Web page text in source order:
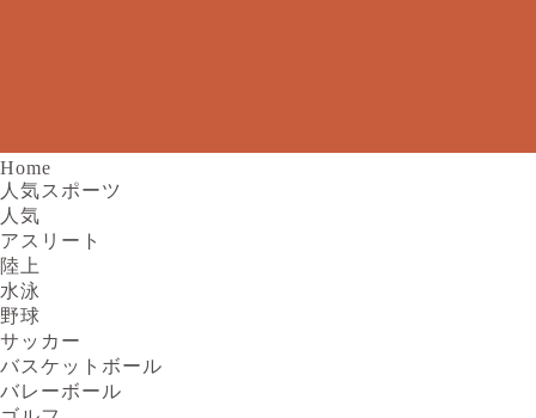
Home
人気スポーツ
人気
アスリート
陸上
水泳
野球
サッカー
バスケットボール
バレーボール